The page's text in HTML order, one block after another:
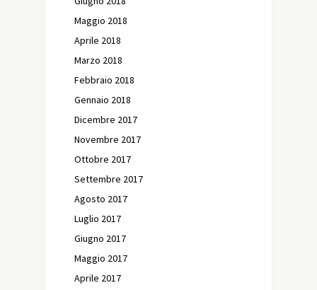
Maggio 2018
Aprile 2018
Marzo 2018
Febbraio 2018
Gennaio 2018
Dicembre 2017
Novembre 2017
Ottobre 2017
Settembre 2017
Agosto 2017
Luglio 2017
Giugno 2017
Maggio 2017
Aprile 2017